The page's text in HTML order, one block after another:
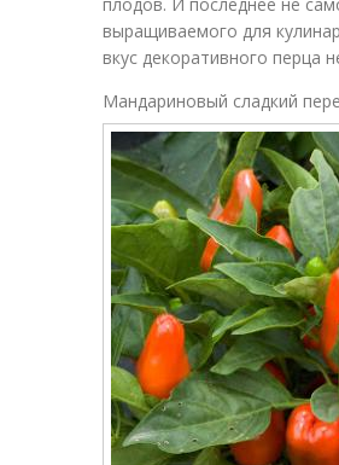
выращиваемого для
вкус декоративного перца
Мандариновый сладкий